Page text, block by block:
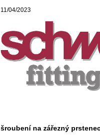
11/04/2023
šroubení na zářezný